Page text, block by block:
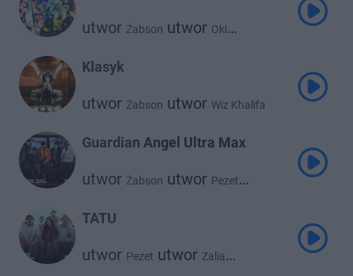
utwor Żabson utwor Oki
utwor
Klasyk
utwor Żabson utwor Wiz Khalifa
Guardian Angel Ultra Max
utwor Żabson utwor Pezet
TATU
utwor Pezet utwor Zalia